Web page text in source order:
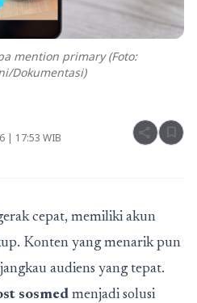
mention primary (Foto:
Dokumentasi)
| 17:53 WIB share bookmark
cepat, memiliki akun
Konten yang menarik pun
audiens yang tepat.
sosmed menjadi solusi